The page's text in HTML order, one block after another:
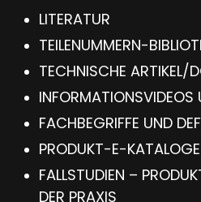
LITERATUR
TEILENUMMERN-
TECHNISCHE ARTIKEL/
INFORMATIONSVIDEOS
FACHBEGRIFFE UND
PRODUKT-E-KATALOGE
FALLSTUDIEN –
DER PRAXIS